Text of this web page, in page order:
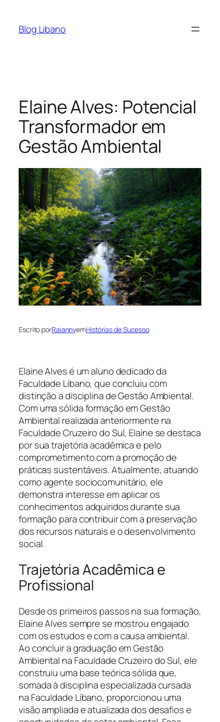
Blog Libano
Elaine Alves: Potencial
Transformador em
Gestão Ambiental
Escrito porRaiannyemHistórias de Sucesso
Elaine Alves é um aluno dedicado da
Faculdade Líbano, que concluiu com
distinção a disciplina de Gestão Ambiental.
Com uma sólida formação em Gestão
Ambiental realizada anteriormente na
Faculdade Cruzeiro do Sul, Elaine se destaca
por sua trajetória acadêmica e pelo
comprometimento com a promoção de
práticas sustentáveis. Atualmente, atuando
como agente sociocomunitário, ele
demonstra interesse em aplicar os
conhecimentos adquiridos durante sua
formação para contribuir com a preservação
dos recursos naturais e o desenvolvimento
social.
Trajetória Acadêmica e
Profissional
Desde os primeiros passos na sua formação,
Elaine Alves sempre se mostrou engajado
com os estudos e com a causa ambiental.
Ao concluir a graduação em Gestão
Ambiental na Faculdade Cruzeiro do Sul, ele
construiu uma base teórica sólida que,
somada à disciplina especializada cursada
na Faculdade Líbano, proporcionou uma
visão ampliada e atualizada dos desafios e